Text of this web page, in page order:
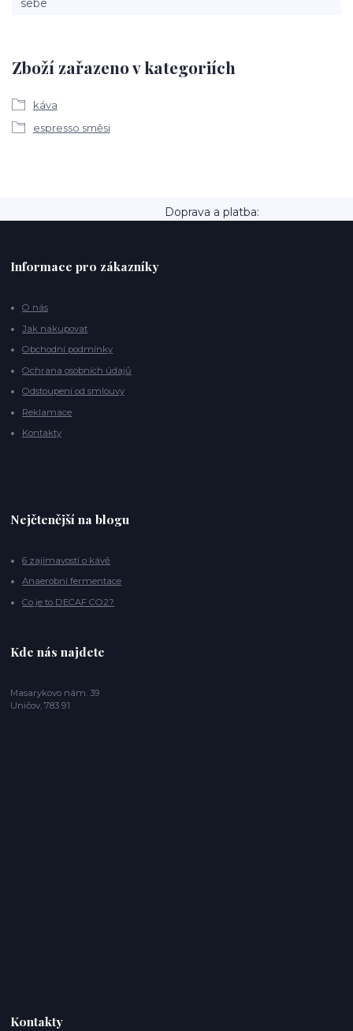
Zboží zařazeno v kategoriích
káva
espresso směsi
Doprava a platba:
Informace pro zákazníky
O nás
Jak nakupovat
Obchodní podmínky
Ochrana osobních údajů
Odstoupení od smlouvy
Reklamace
Kontakty
Nejčtenější na blogu
6 zajímavostí o kávě
Anaerobní fermentace
Co je to DECAF CO2?
Kde nás najdete
Masarykovo nám. 39
Uničov, 783 91
Kontakty